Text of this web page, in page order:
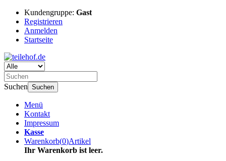
Kundengruppe: Gast
Registrieren
Anmelden
Startseite
Suchen Suchen
Menü
Kontakt
Impressum
Kasse
Warenkorb(0)Artikel
Ihr Warenkorb ist leer.